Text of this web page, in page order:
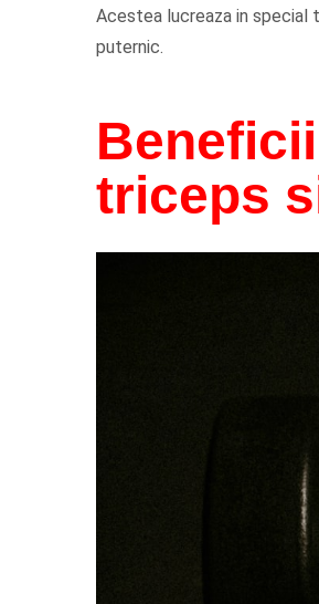
Acestea lucreaza in special
puternic.
triceps